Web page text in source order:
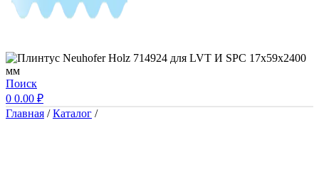
Поиск
0 0.00 ₽
Главная /Каталог /